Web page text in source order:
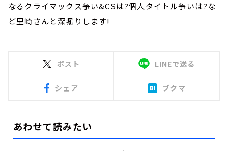
なるクライマックス争い&CSは?個人タイトル争いは?な
ど里崎さんと深堀りします!
ポスト LINEで送る
シェア ブクマ
あわせて読みたい